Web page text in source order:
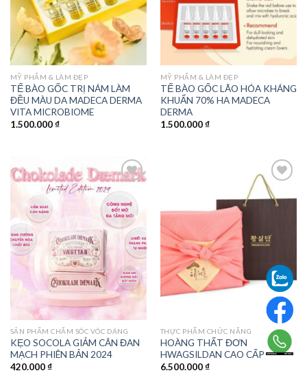
MỸ PHẨM & LÀM ĐẸP
TẾ BÀO GỐC TRỊ NÁM LÀM
ĐỀU MÀU DA MADECA DERMA
VITA MICROBIOME
1.500.000₫
MỸ PHẨM & LÀM ĐẸP
TẾ BÀO GỐC LÃO HÓA KHÁNG
KHUẨN 70% HA MADECA
DERMA
1.500.000₫
Add to
wishlist
SẢN PHẨM CHĂM SÓC VÓC DÁNG
KẸO SOCOLA GIẢM CÂN ĐAN
MẠCH PHIÊN BẢN 2024
420.000₫
THỰC PHẨM CHỨC NĂNG
HOÀNG THẤT ĐƠN
HWAGSILDAN CAO CẤP
6.500.000₫